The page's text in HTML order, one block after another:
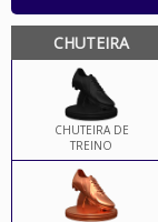
CHUTEIRA
CHUTEIRA DE
TREINO